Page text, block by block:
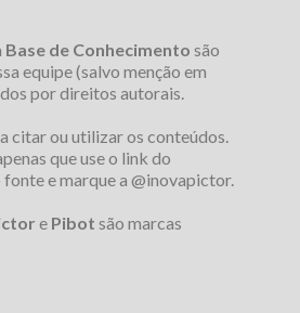
Base de Conhecimento são
equipe (salvo menção em
por direitos autorais.
citar ou utilizar os conteúdos.
que use o link do
e marque a @inovapictor.
e Pibot são marcas